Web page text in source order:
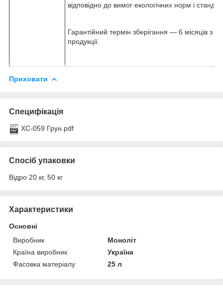
відповідно до вимог екологічних норм і
Гарантійний термін зберігання ― 6 місяців з
продукції.
Приховати
Специфікація
ХС-059 Грун.pdf
Спосіб упаковки
Відро 20 кг, 50 кг
Характеристики
Основні
Виробник
Моноліт
Країна виробник
Україна
Фасовка матеріалу
25 л